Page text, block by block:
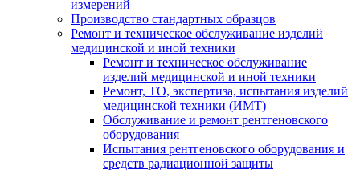
измерений
Производство стандартных образцов
Ремонт и техническое обслуживание изделий
медицинской и иной техники
Ремонт и техническое обслуживание
изделий медицинской и иной техники
Ремонт, ТО, экспертиза, испытания изделий
медицинской техники (ИМТ)
Обслуживание и ремонт рентгеновского
оборудования
Испытания рентгеновского оборудования и
средств радиационной защиты